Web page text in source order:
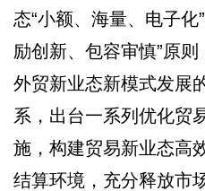
态“小额、海量、电子化
励创新、包容审慎”原
外贸新业态新模式发展
系，出台一系列优化贸
施，构建贸易新业态高
结算环境，充分释放市